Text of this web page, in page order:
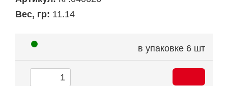
Вес, гр: 11.14
в упаковке 6 шт